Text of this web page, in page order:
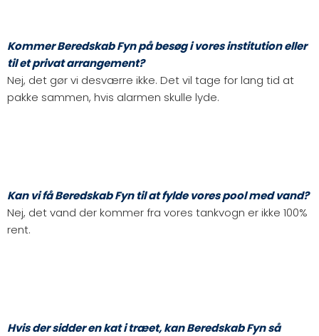
Kommer Beredskab Fyn på besøg i vores institution eller
til et privat arrangement?
Nej, det gør vi desværre ikke. Det vil tage for lang tid at
pakke sammen, hvis alarmen skulle lyde.
Kan vi få Beredskab Fyn til at fylde vores pool med vand?
Nej, det vand der kommer fra vores tankvogn er ikke 100%
rent.
Hvis der sidder en kat i træet, kan Beredskab Fyn så